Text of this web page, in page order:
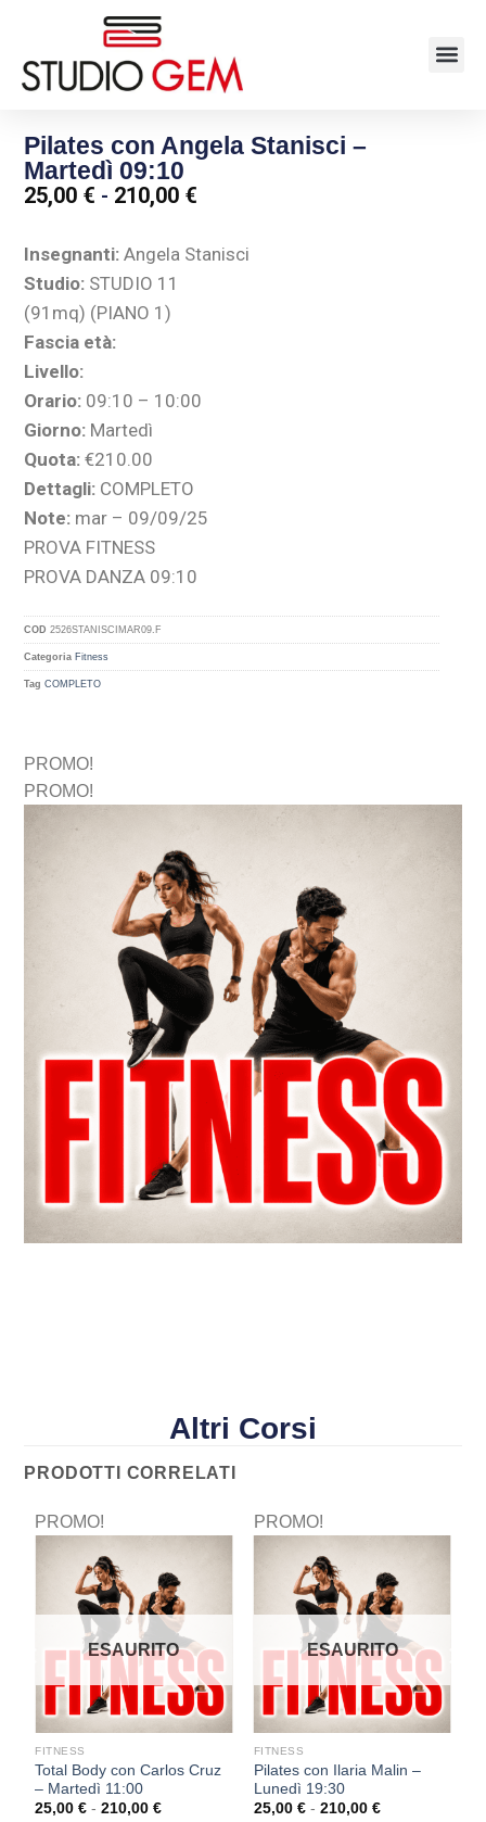
Pilates con Angela Stanisci –
Martedì 09:10
25,00 € - 210,00 €
Insegnanti: Angela Stanisci
Studio: STUDIO 11
(91mq) (PIANO 1)
Fascia età:
Livello:
Orario: 09:10 – 10:00
Giorno: Martedì
Quota: €210.00
Dettagli: COMPLETO
Note: mar – 09/09/25
PROVA FITNESS
PROVA DANZA 09:10
COD2526STANISCIMAR09.F
Categoria Fitness
Tag COMPLETO
PROMO!
PROMO!
Altri Corsi
PRODOTTI CORRELATI
PROMO!
ESAURITO
FITNESS
Total Body con Carlos Cruz
– Martedì 11:00
25,00€ - 210,00€
PROMO!
ESAURITO
FITNESS
Pilates con Ilaria Malin –
Lunedì 19:30
25,00 € - 210,00 €